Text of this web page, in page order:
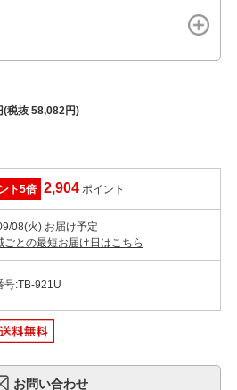
(税抜 58,082円)
ト5倍 2,904 ポイント
08(火) お届け予定
との最短お届け日はこちら
号:TB-921U